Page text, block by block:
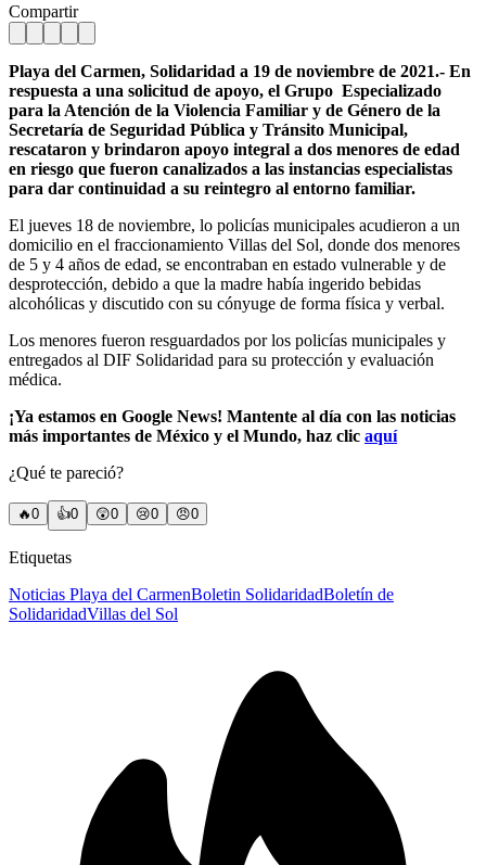
Compartir
Playa del Carmen, Solidaridad a 19 de noviembre de 2021.- En
respuesta a una solicitud de apoyo, el Grupo Especializado
para la Atención de la Violencia Familiar y de Género de la
Secretaría de Seguridad Pública y Tránsito Municipal,
rescataron y brindaron apoyo integral a dos menores de edad
en riesgo que fueron canalizados a las instancias especialistas
para dar continuidad a su reintegro al entorno familiar.
El jueves 18 de noviembre, lo policías municipales acudieron a un
domicilio en el fraccionamiento Villas del Sol, donde dos menores
de 5 y 4 años de edad, se encontraban en estado vulnerable y de
desprotección, debido a que la madre había ingerido bebidas
alcohólicas y discutido con su cónyuge de forma física y verbal.
Los menores fueron resguardados por los policías municipales y
entregados al DIF Solidaridad para su protección y evaluación
médica.
¡Ya estamos en Google News! Mantente al día con las noticias
más importantes de México y el Mundo, haz clic aquí
¿Qué te pareció?
🔥0 👍0 😲0 😢0 😠0
Etiquetas
Noticias Playa del CarmenBoletin SolidaridadBoletín de
SolidaridadVillas del Sol